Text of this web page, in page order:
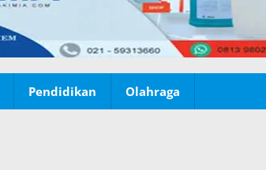
Pendidikan Olahraga